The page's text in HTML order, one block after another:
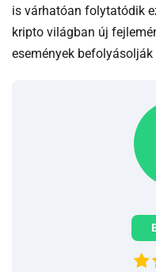
is várhatóan folytatódik
kripto világban új
események befolyásolják